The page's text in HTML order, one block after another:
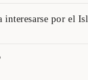
por el
a elegir.